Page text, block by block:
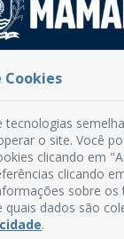
- Mamanguape/PB
à Sexta, das 08h
Mapa do Site
frequentes
Cookies
tecnologias
o site. Você
clicando em
clicando
sobre os
dados são
.